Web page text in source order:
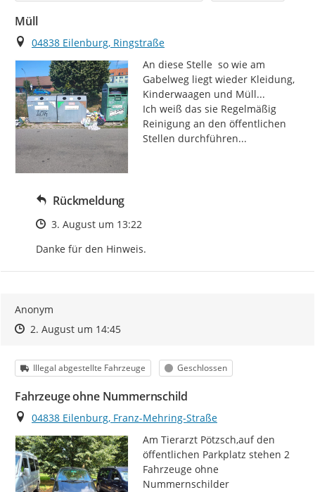
Müll
Ort
04838 Eilenburg, Ringstraße
An diese Stelle  so wie am
Gabelweg liegt wieder Kleidung,
Kinderwaagen und Müll...
Ich weiß das sie Regelmäßig
Reinigung an den öffentlichen
Stellen durchführen...
Rückmeldung
Zeitpunkt des Erstellens
3. August um 13:22
Danke für den Hinweis.
Anonym
Zeitpunkt des Erstellens
Zeitpunkt des Erstellens
2. August um 14:45Zur Äußerung
Kategorie
Illegal abgestellte Fahrzeuge Status
Geschlossen
Fahrzeuge ohne Nummernschild
Ort
04838 Eilenburg, Franz-Mehring-Straße
Am Tierarzt Pötzsch,auf den
öffentlichen Parkplatz stehen 2
Fahrzeuge ohne
Nummernschilder